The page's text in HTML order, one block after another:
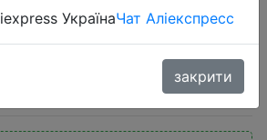
УкраїнаЧат Аліекспресс
закрити